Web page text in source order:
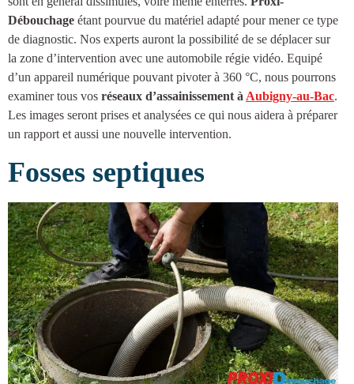
Débouchage étant pourvue du matériel adapté pour mener ce type
de diagnostic. Nos experts auront la possibilité de se déplacer sur
la zone d’intervention avec une automobile régie vidéo. Equipé
d’un appareil numérique pouvant pivoter à 360 °C, nous pourrons
examiner tous vos réseaux d’assainissement àAubigny-au-Bac.
Les images seront prises et analysées ce qui nous aidera à préparer
un rapport et aussi une nouvelle intervention.
Fosses septiques